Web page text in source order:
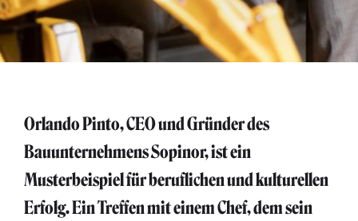
Orlando Pinto, CEO und Gründer des
Bauunternehmens Sopinor, ist ein
Musterbeispiel für beruflichen und kulturellen
Erfolg. Ein Treffen mit einem Chef, dem sein